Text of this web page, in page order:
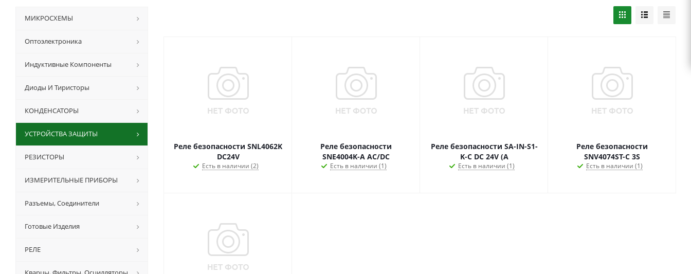
Реле безопасности SNL4062K
DC24V
Есть в наличии (2)
Реле безопасности
SNE4004K-A AC/DC
Есть в наличии (1)
Реле безопасности SA-IN-S1-
K-C DC 24V (A
Есть в наличии (1)
Реле безопасности
SNV4074ST-C 3S
Есть в наличии (1)
МИКРОСХЕМЫ
Оптоэлектроника
Индуктивные Компоненты
Диоды И Тиристоры
КОНДЕНСАТОРЫ
УСТРОЙСТВА ЗАЩИТЫ
РЕЗИСТОРЫ
ИЗМЕРИТЕЛЬНЫЕ ПРИБОРЫ
Разъемы, Соединители
Готовые Изделия
РЕЛЕ